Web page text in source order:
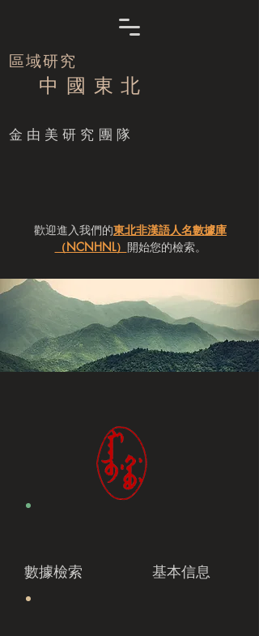
區域研究
中 國 東 北
​金由美研究團隊
歡迎進入我們的東北非漢語人名數據庫
（NCNHNL） 開始您的檢索。
數據檢索 基本信息